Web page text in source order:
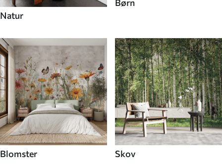
Natur
Børn
Blomster Skov